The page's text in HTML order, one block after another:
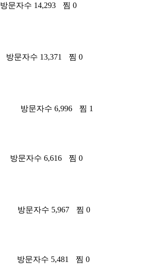
방문자수 14,293
찜 0
방문자수 13,371
찜 0
방문자수 6,996
찜 1
방문자수 6,616
찜 0
방문자수 5,967
찜 0
방문자수 5,481
찜 0